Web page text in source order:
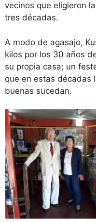
vecinos que eligieron
tres décadas.
A modo de agasajo,
kilos por los 30 años
su propia casa; un
que en estas décadas
buenas sucedan.